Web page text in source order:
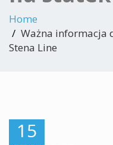
Home
Ważna informacja
Stena Line
15